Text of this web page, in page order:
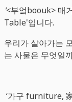
'<부엌boouk> 매
Table'입니다.
우리가 살아가는
는 사물은 무엇일
‘가구 furniture,